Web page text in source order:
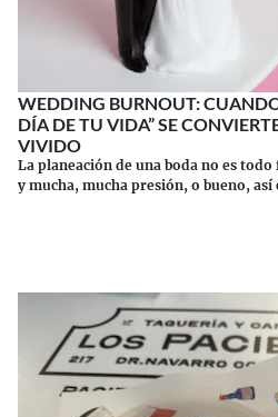
WEDDING BURNOUT:
DÍA DE TU VIDA” SE
VIVIDO
La planeación de una boda no es
y mucha, mucha presión, o bueno,